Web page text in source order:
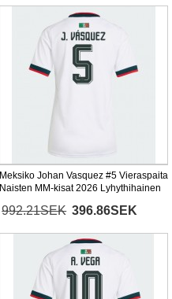
Meksiko Johan Vasquez #5 Vieraspaita
Naisten MM-kisat 2026 Lyhythihainen
992.21SEK 396.86SEK